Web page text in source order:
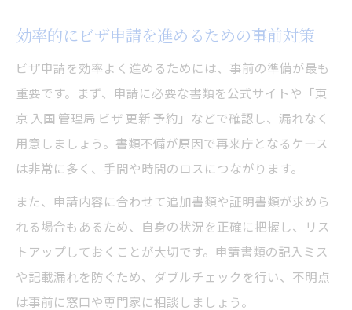
効率的にビザ申請を進めるための事前対策
ビザ申請を効率よく進めるためには、事前の準備が最も
重要です。まず、申請に必要な書類を公式サイトや「東
京 入国 管理局 ビザ 更新 予約」などで確認し、漏れなく
用意しましょう。書類不備が原因で再来庁となるケース
は非常に多く、手間や時間のロスにつながります。
また、申請内容に合わせて追加書類や証明書類が求めら
れる場合もあるため、自身の状況を正確に把握し、リス
トアップしておくことが大切です。申請書類の記入ミス
や記載漏れを防ぐため、ダブルチェックを行い、不明点
は事前に窓口や専門家に相談しましょう。